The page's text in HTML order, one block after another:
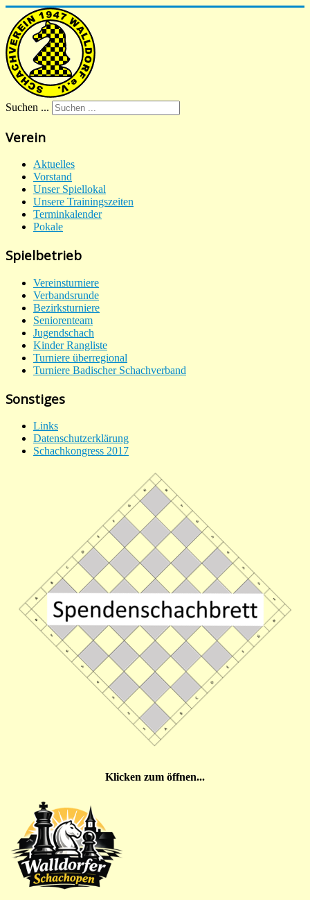
Suchen ...
Verein
Aktuelles
Vorstand
Unser Spiellokal
Unsere Trainingszeiten
Terminkalender
Pokale
Spielbetrieb
Vereinsturniere
Verbandsrunde
Bezirksturniere
Seniorenteam
Jugendschach
Kinder Rangliste
Turniere überregional
Turniere Badischer Schachverband
Sonstiges
Links
Datenschutzerklärung
Schachkongress 2017
Klicken zum öffnen...